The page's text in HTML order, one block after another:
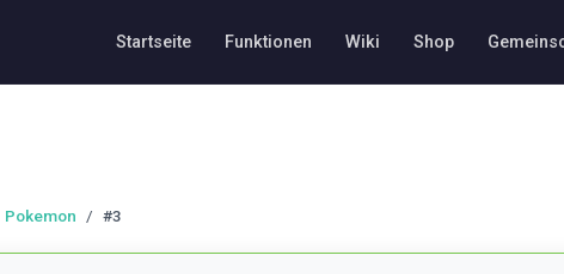
Startseite Funktionen Wiki Shop
Pokemon / #3